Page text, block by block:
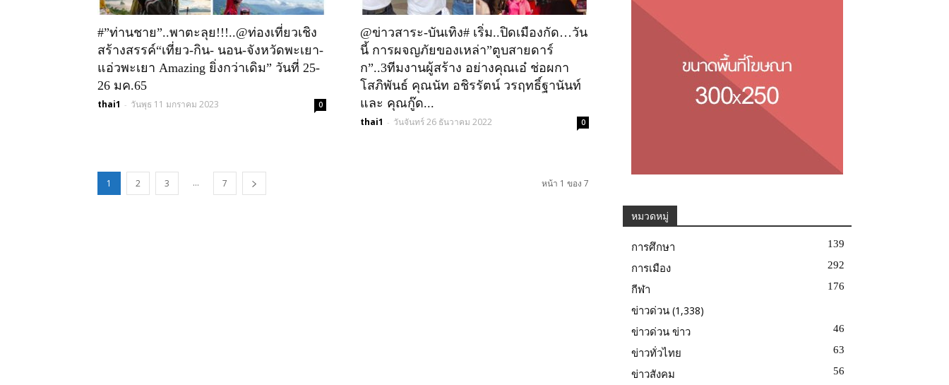
#”ท่านชาย”..พาตะลุย!!!..@ท่องเที่ยวเชิง
สร้างสรรค์“เที่ยว-กิน- นอน-จังหวัดพะเยา-
แอ่วพะเยา Amazing ยิ่งกว่าเดิม” วันที่ 25-
26 มค.65
thai1 - วันพุธ 11 มกราคม 2023 0
@ข่าวสาระ-บันเทิง# เริ่ม..ปิดเมืองกัด…วัน
นี้ การผจญภัยของเหล่า”ตูบสายดาร์
ก”..3ทีมงานผู้สร้าง อย่างคุณเอ๋ ช่อผกา
โสภิพันธ์ คุณนัท อชิรรัตน์ วรฤทธิ์ฐานันท์
และ คุณกู๊ด...
thai1 - วันจันทร์ 26 ธันวาคม 2022 0
1 2 3 ... 7 หน้า 1 ของ 7
หมวดหมู่
การศึกษา 139
การเมือง 292
กีฬา 176
ข่าวด่วน (1,338)
ข่าวด่วน ข่าว 46
ข่าวทั่วไทย 63
ข่าวสังคม 56